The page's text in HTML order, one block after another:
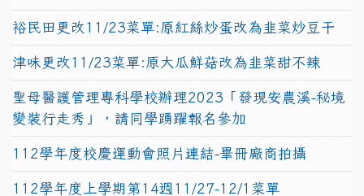
裕民田更改11/23菜單:原紅絲炒蛋改為韭菜炒豆干
津味更改11/23菜單:原大瓜鮮菇改為韭菜甜不辣
聖母醫護管理專科學校辦理2023「發現安農溪-秘境
變裝行走秀」，請同學踴躍報名參加
112學年度校慶運動會照片連結-畢冊廠商拍攝
112學年度上學期第14週11/27-12/1菜單